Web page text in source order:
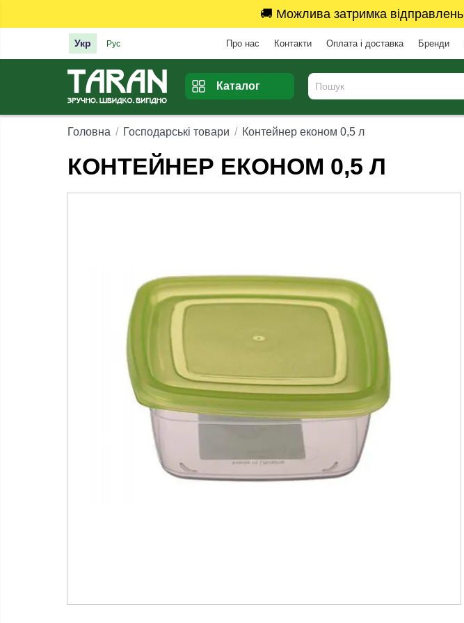
🚚 Можлива затримка відправлень
Укр Рус Про нас Контакти Оплата і доставка Бренди
Каталог
Головна Господарські товари Контейнер економ 0,5 л
КОНТЕЙНЕР ЕКОНОМ 0,5 Л